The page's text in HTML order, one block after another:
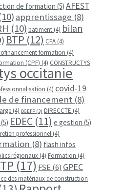
de formation (5) AFEST
apprentissage (8)
(10) batiment (4) bilan
BTP (12) CFA (4)
formation (4)
(CPF) (4) CONSTRUCTYS
occitanie
(4) covid-19
de financement (8)
(4) DGEFP (3) DIRECCTE (4)
(5) EDEC (11) e gestion (5)
professionnel (4)
(8) flash infos
régionaux (4) Formation (4)
(17) FSE (6) GPEC
des matériaux de construction